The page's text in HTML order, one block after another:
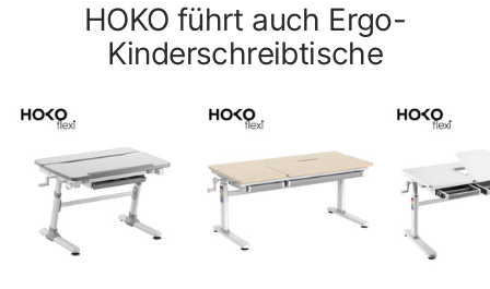
HOKO führt auch Ergo-
Kinderschreibtische